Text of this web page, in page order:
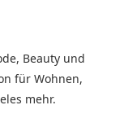
Beauty und
für Wohnen,
mehr.